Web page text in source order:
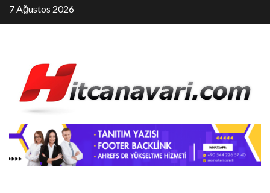
Skip
to
7 Ağustos 2026